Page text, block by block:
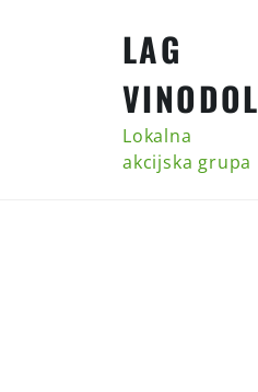
LAG
VINODOL
Lokalna
akcijska grupa